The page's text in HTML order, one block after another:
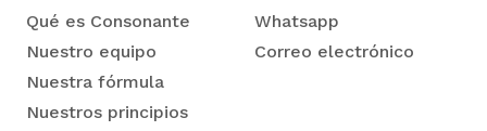
Qué es Consonante
Nuestro equipo
Nuestra fórmula
Nuestros principios
Whatsapp
Correo electrónico